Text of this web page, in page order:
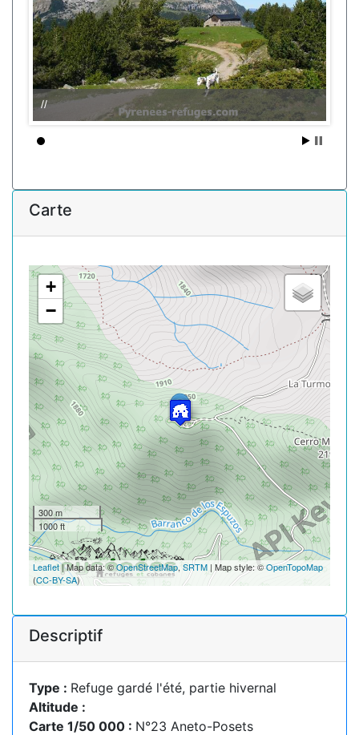
//
Carte
+
−
300 m
1000 ft
Leaflet| Map data: ©OpenStreetMap, SRTM | Map style: ©OpenTopoMap
(CC-BY-SA)
Descriptif
Type : Refuge gardé l'été, partie hivernal
Altitude :
Carte 1/50 000 : N°23 Aneto-Posets